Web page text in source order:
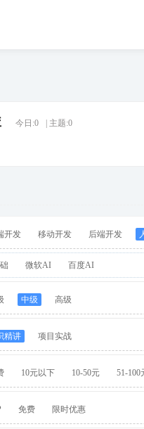
今日:0 主题:0
开发 移动开发 后端开发
微软AI 百度AI
中级 高级
精讲 项目实战
10元以下 10-50元 51-100
免费 限时优惠